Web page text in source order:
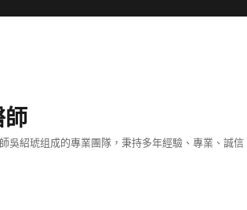
師
吳紹琥组成的專業團隊，秉持多年經驗、專業、誠